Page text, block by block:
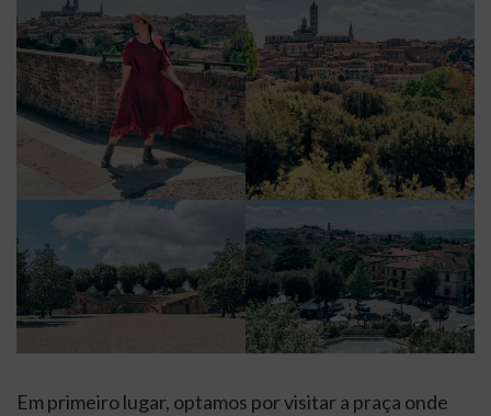
Em primeiro lugar, optamos por visitar a praça onde